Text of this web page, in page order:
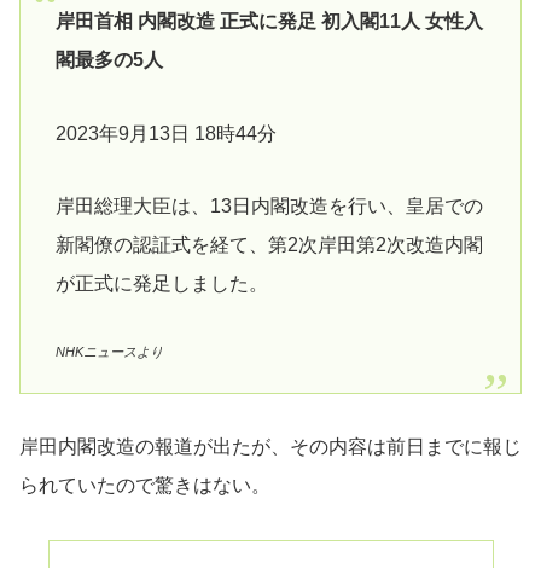
岸田首相 内閣改造 正式に発足 初入閣11人 女性入
閣最多の5人
2023年9月13日 18時44分
岸田総理大臣は、13日内閣改造を行い、皇居での
新閣僚の認証式を経て、第2次岸田第2次改造内閣
が正式に発足しました。
NHKニュースより
岸田内閣改造の報道が出たが、その内容は前日までに報じ
られていたので驚きはない。